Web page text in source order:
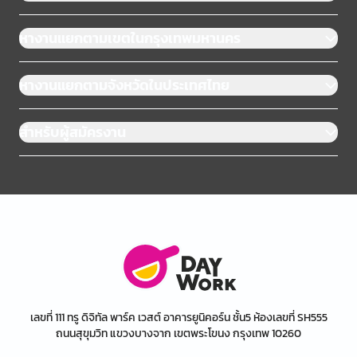
หางานแยกตามเขตในกรุงเทพมหานคร
หางานแยกตามจังหวัดในประเทศไทย
สำหรับผู้สมัครงาน
เลขที่ 111 ทรู ดิจิทัล พาร์ค เวสต์ อาคารยูนิคอร์น ชั้น5 ห้องเลขที่ SH555
ถนนสุขุมวิท แขวงบางจาก เขตพระโขนง กรุงเทพ 10260